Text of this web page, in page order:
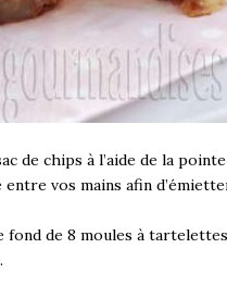
de chips à l’aide de la pointe
entre vos mains afin
fond de 8 moules à